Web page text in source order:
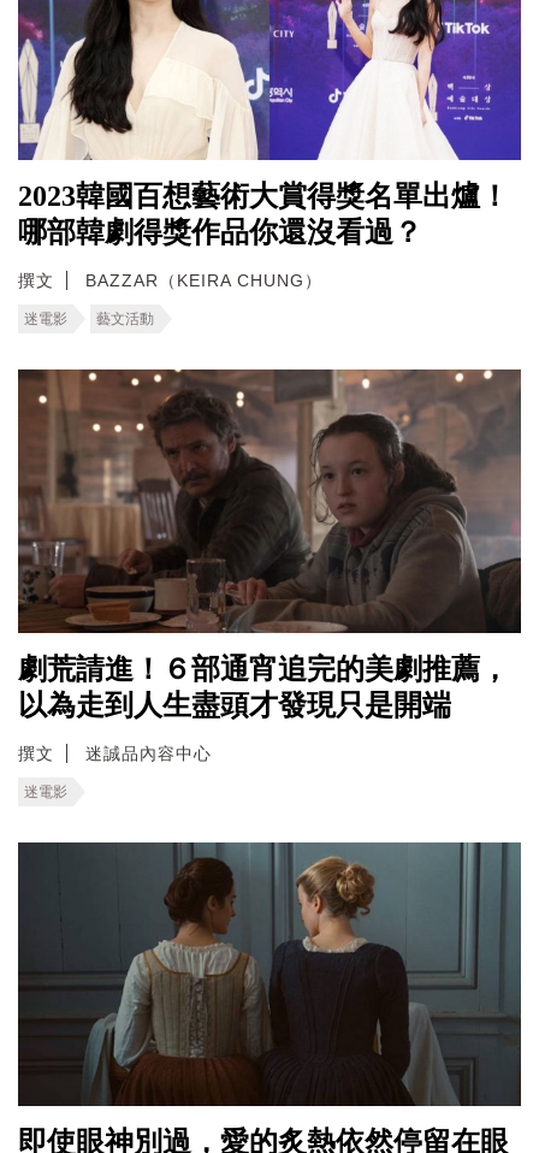
2023韓國百想藝術大賞得獎名單出爐！
哪部韓劇得獎作品你還沒看過？
撰文 BAZZAR（KEIRA CHUNG）
迷電影 藝文活動
劇荒請進！６部通宵追完的美劇推薦，
以為走到人生盡頭才發現只是開端
撰文 迷誠品內容中心
迷電影
即使眼神別過，愛的炙熱依然停留在眼